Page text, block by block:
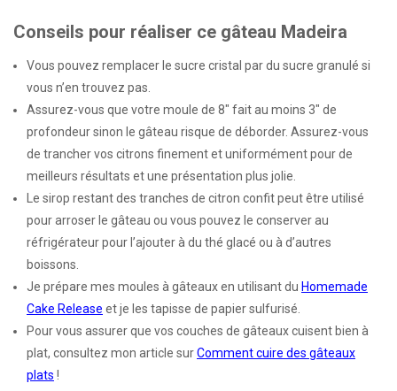
Conseils pour réaliser ce gâteau Madeira
Vous pouvez remplacer le sucre cristal par du sucre granulé si
vous n’en trouvez pas.
Assurez-vous que votre moule de 8″ fait au moins 3″ de
profondeur sinon le gâteau risque de déborder. Assurez-vous
de trancher vos citrons finement et uniformément pour de
meilleurs résultats et une présentation plus jolie.
Le sirop restant des tranches de citron confit peut être utilisé
pour arroser le gâteau ou vous pouvez le conserver au
réfrigérateur pour l’ajouter à du thé glacé ou à d’autres
boissons.
Je prépare mes moules à gâteaux en utilisant du Homemade
Cake Release et je les tapisse de papier sulfurisé.
Pour vous assurer que vos couches de gâteaux cuisent bien à
plat, consultez mon article surComment cuire des gâteaux
plats !